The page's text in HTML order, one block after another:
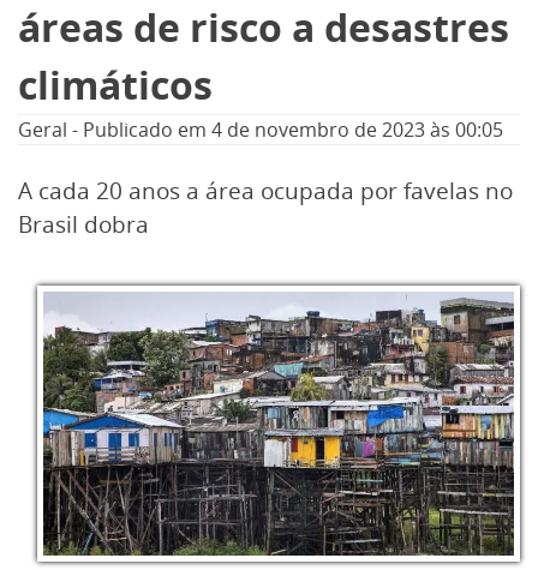
Cidades
Política
Informe especial
áreas de risco a desastres
climáticos
Geral - Publicado em 4 de novembro de 2023às 00:05
A cada 20 anos a área ocupada por favelas no
Brasil dobra